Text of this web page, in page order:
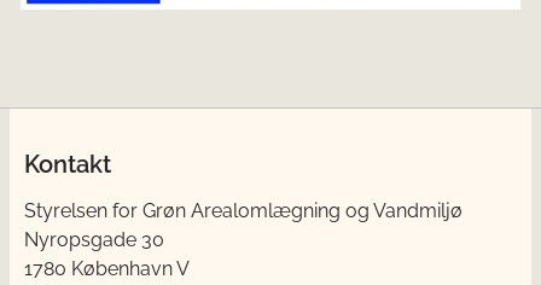
Kontakt
Styrelsen for Grøn Arealomlægning og Vandmiljø
Nyropsgade 30
1780 København V